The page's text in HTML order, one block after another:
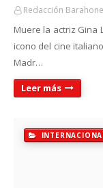
Redacción
Muere la actriz Gina
icono del cine italiano
Madr…
Leer más